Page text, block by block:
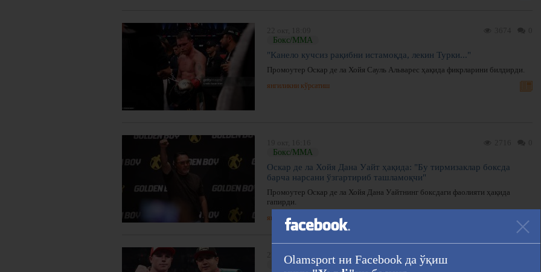
Бокс/ММА
"Канело кучсиз рақибни истамоқда, лекин Турки..."
Промоутер Оскар де ла Хойя Сауль Альварес ҳақида фикрларини билдирди.
янгиликни кўрсатиш
Бокс/ММА
Оскар де ла Хойя Дана Уайт ҳақида: "Бу тирмизаклар боксда
барча нарсани ўзгартириб ташламоқчи"
Промоутер Оскар де ла Хойя Дана Уайтнинг боксдаги фаолияти ҳақида
гапирди.
янгиликни кўрсатиш
27 сен, 08:21
Бокс/ММА
Olamsport ни Facebook да ўқиш